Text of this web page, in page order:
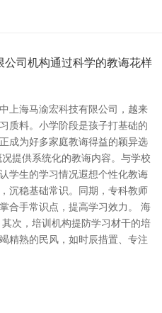
公司机构通过科学的教诲花样
上海马渝宏科技有限公司，越来
质料。小学阶段是孩子打基础的
成为好多家庭教诲得益的颖异选
提供系统化的教诲内容。与学校
学生的学习情况遐想个性化教诲
沉稳基础常识。同期，专科教师
合手常识点，提高学习效力。 海
次，培训机构提防学习材干的培
精熟的民风，如时辰措置、专注